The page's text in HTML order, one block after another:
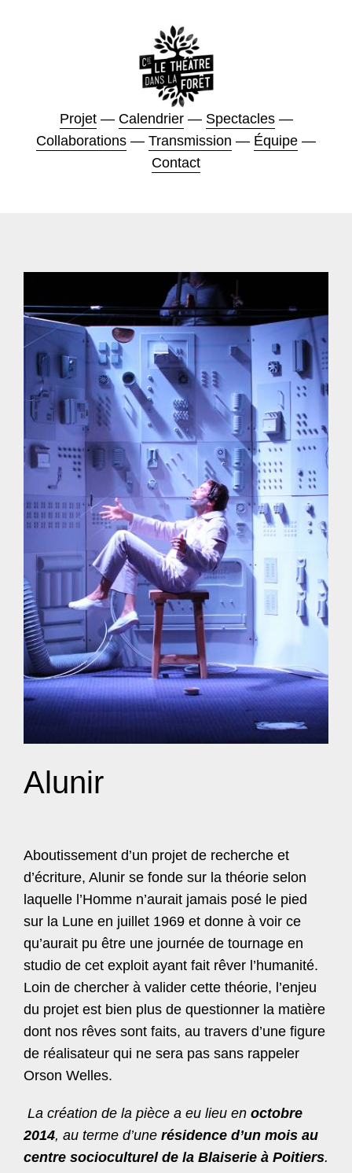
Projet— Calendrier— Spectacles—
Collaborations — Transmission — Équipe —
Contact
Alunir
Aboutissement d’un projet de recherche et
d’écriture, Alunir se fonde sur la théorie selon
laquelle l’Homme n’aurait jamais posé le pied
sur la Lune en juillet 1969 et donne à voir ce
qu’aurait pu être une journée de tournage en
studio de cet exploit ayant fait rêver l’humanité.
Loin de chercher à valider cette théorie, l’enjeu
du projet est bien plus de questionner la matière
dont nos rêves sont faits, au travers d’une figure
de réalisateur qui ne sera pas sans rappeler
Orson Welles.
La création de la pièce a eu lieu en octobre
2014, au terme d’une résidence d’un mois au
centre socioculturel de la Blaiserie à Poitiers.